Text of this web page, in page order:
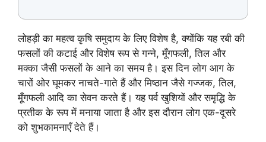
लोहड़ी का महत्व कृषि समुदाय के लिए विशेष है, क्योंकि यह रबी की
फसलों की कटाई और विशेष रूप से गन्ने, मूँगफली, तिल और
मक्का जैसी फसलों के आने का समय है। इस दिन लोग आग के
चारों ओर घूमकर नाचते-गाते हैं और मिष्ठान जैसे गज्जक, तिल,
मूँगफली आदि का सेवन करते हैं। यह पर्व खुशियों और समृद्धि के
प्रतीक के रूप में मनाया जाता है और इस दौरान लोग एक-दूसरे
को शुभकामनाएँ देते हैं।